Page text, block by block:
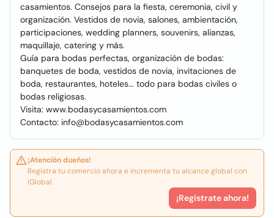
casamientos. Consejos para la fiesta, ceremonia, civil y
organización. Vestidos de novia, salones, ambientación,
participaciones, wedding planners, souvenirs, alianzas,
maquillaje, catering y más.
Guía para bodas perfectas, organización de bodas:
banquetes de boda, vestidos de novia, invitaciones de
boda, restaurantes, hoteles... todo para bodas civiles o
bodas religiosas.
Visita: www.bodasycasamientos.com
Contacto: info@bodasycasamientos.com
¡Atención dueños!
Registra tu comercio ahora e incrementa tu alcance global con
iGlobal.
¡Registrate ahora!